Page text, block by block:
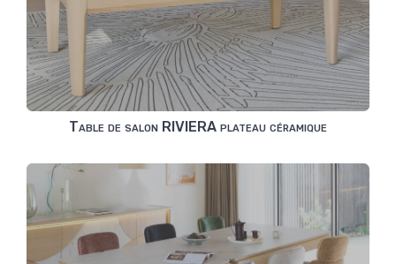
Table de salon RIVIERA plateau céramique